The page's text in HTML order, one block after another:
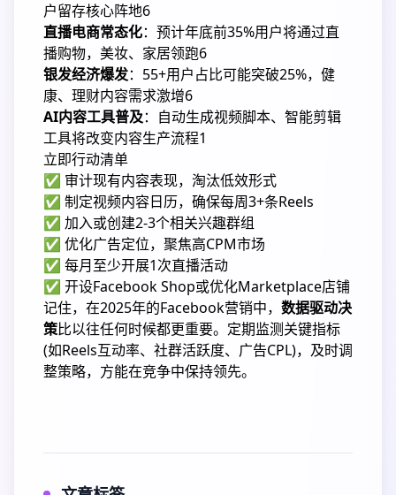
户留存核心阵地6
直播电商常态化：预计年底前35%用户将通过直
播购物，美妆、家居领跑6
银发经济爆发：55+用户占比可能突破25%，健
康、理财内容需求激增6
AI内容工具普及：自动生成视频脚本、智能剪辑
工具将改变内容生产流程1
立即行动清单
✅ 审计现有内容表现，淘汰低效形式
✅ 制定视频内容日历，确保每周3+条Reels
✅ 加入或创建2-3个相关兴趣群组
✅ 优化广告定位，聚焦高CPM市场
✅ 每月至少开展1次直播活动
✅ 开设Facebook Shop或优化Marketplace店铺
记住，在2025年的Facebook营销中， 数据驱动决
策比以往任何时候都更重要。定期监测关键指标
(如Reels互动率、社群活跃度、广告CPL)，及时调
整策略，方能在竞争中保持领先。